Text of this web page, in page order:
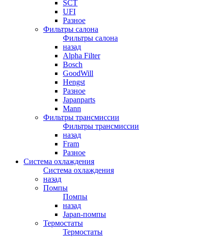
SCT
UFI
Разное
Фильтры салона
Фильтры салона
назад
Alpha Filter
Bosch
GoodWill
Hengst
Разное
Japanparts
Mann
Фильтры трансмиссии
Фильтры трансмиссии
назад
Fram
Разное
Система охлаждения
Система охлаждения
назад
Помпы
Помпы
назад
Japan-помпы
Термостаты
Термостаты